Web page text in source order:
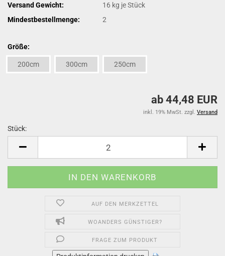
Versand Gewicht:
16 kg je Stück
Mindestbestellmenge:
2
Größe:
200cm 300cm 250cm
ab 44,48 EUR
inkl. 19% MwSt. zzgl. Versand
Stück:
AUF DEN MERKZETTEL
WOANDERS GÜNSTIGER?
FRAGE ZUM PRODUKT